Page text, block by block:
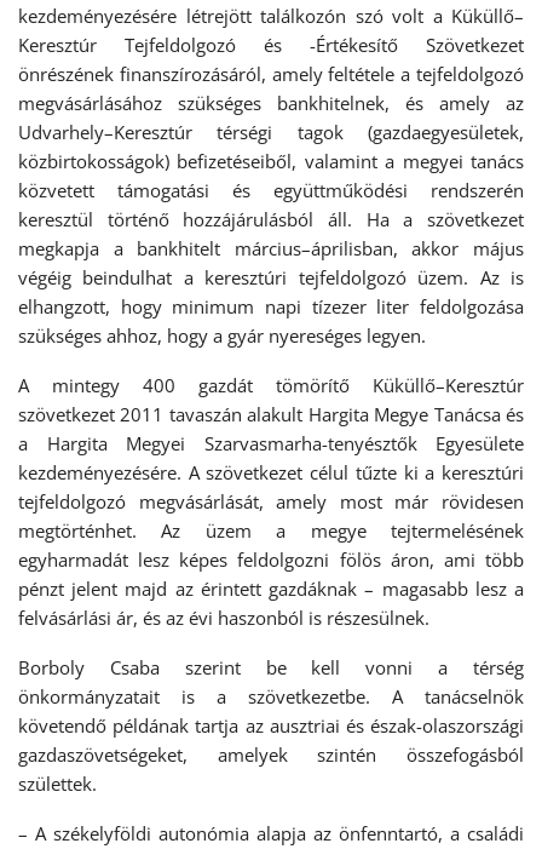
kezdeményezésére létrejött találkozón szó volt a Küküllő–
Keresztúr Tejfeldolgozó és -Értékesítő Szövetkezet
önrészének finanszírozásáról, amely feltétele a tejfeldolgozó
megvásárlásához szükséges bankhitelnek, és amely az
Udvarhely–Keresztúr térségi tagok (gazdaegyesületek,
közbirtokosságok) befizetéseiből, valamint a megyei tanács
közvetett támogatási és együttműködési rendszerén
keresztül történő hozzájárulásból áll. Ha a szövetkezet
megkapja a bankhitelt március–áprilisban, akkor május
végéig beindulhat a keresztúri tejfeldolgozó üzem. Az is
elhangzott, hogy minimum napi tízezer liter feldolgozása
szükséges ahhoz, hogy a gyár nyereséges legyen.
A mintegy 400 gazdát tömörítő Küküllő–Keresztúr
szövetkezet 2011 tavaszán alakult Hargita Megye Tanácsa és
a Hargita Megyei Szarvasmarha-tenyésztők Egyesülete
kezdeményezésére. A szövetkezet célul tűzte ki a keresztúri
tejfeldolgozó megvásárlását, amely most már rövidesen
megtörténhet. Az üzem a megye tejtermelésének
egyharmadát lesz képes feldolgozni fölös áron, ami több
pénzt jelent majd az érintett gazdáknak – magasabb lesz a
felvásárlási ár, és az évi haszonból is részesülnek.
Borboly Csaba szerint be kell vonni a térség
önkormányzatait is a szövetkezetbe. A tanácselnök
követendő példának tartja az ausztriai és észak-olaszországi
gazdaszövetségeket, amelyek szintén összefogásból
születtek.
– A székelyföldi autonómia alapja az önfenntartó, a családi